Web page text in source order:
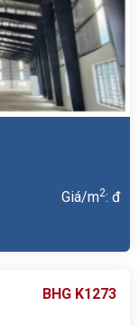
Giá/m2: đ
BHG K1273